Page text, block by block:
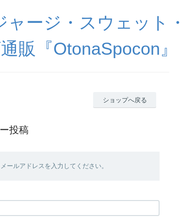
ージ・スウェット・
販『OtonaSpocon』
ショップへ戻る
投稿
ールアドレスを入力してください。